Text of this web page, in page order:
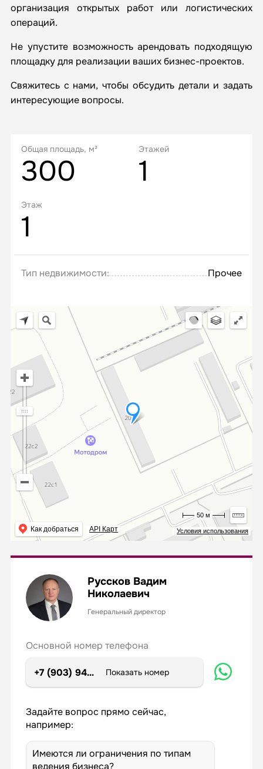
Руссков Вадим
Николаевич
Генеральный директор
Основной номер телефона
+7 (903) 947-72-02Показать номер
Задайте вопрос прямо сейчас,
например:
организация открытых работ или логистических
операций.
Не упустите возможность арендовать подходящую
площадку для реализации ваших бизнес-проектов.
Свяжитесь с нами, чтобы обсудить детали и задать
интересующие вопросы.
Общая площадь, м²
300
Этажей
1
Этаж
1
Тип недвижимости: Прочее
Условия использования
Как добраться API Карт
50 м